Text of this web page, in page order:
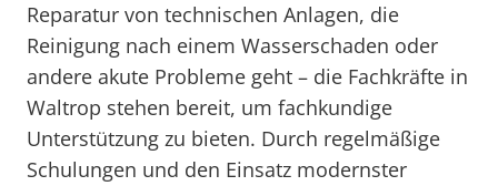
Reparatur von technischen Anlagen, die
Reinigung nach einem Wasserschaden oder
andere akute Probleme geht – die Fachkräfte in
Waltrop stehen bereit, um fachkundige
Unterstützung zu bieten. Durch regelmäßige
Schulungen und den Einsatz modernster